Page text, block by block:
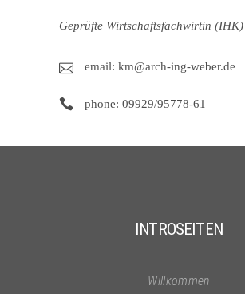
Geprüfte Wirtschaftsfachwirtin (IHK)
email: km@arch-ing-weber.de
phone: 09929/95778-61
INTROSEITEN
Willkommen